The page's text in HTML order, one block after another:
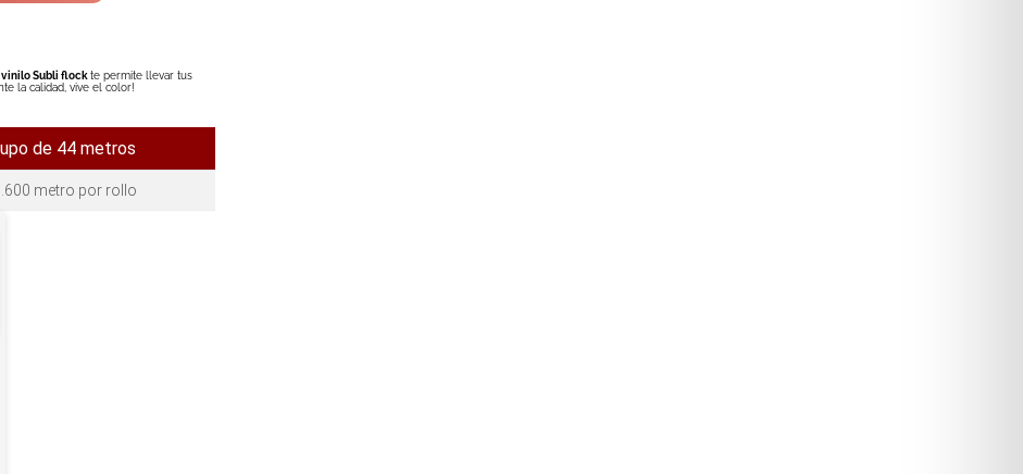
vinilo Subli flockte permite llevar tus
la calidad, vive el color!
de 44 metros
metro por rollo